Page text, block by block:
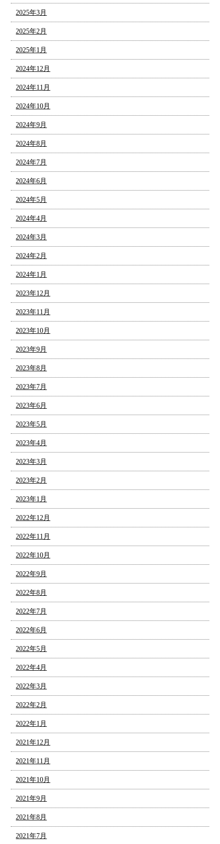
2025年3月
2025年2月
2025年1月
2024年12月
2024年11月
2024年10月
2024年9月
2024年8月
2024年7月
2024年6月
2024年5月
2024年4月
2024年3月
2024年2月
2024年1月
2023年12月
2023年11月
2023年10月
2023年9月
2023年8月
2023年7月
2023年6月
2023年5月
2023年4月
2023年3月
2023年2月
2023年1月
2022年12月
2022年11月
2022年10月
2022年9月
2022年8月
2022年7月
2022年6月
2022年5月
2022年4月
2022年3月
2022年2月
2022年1月
2021年12月
2021年11月
2021年10月
2021年9月
2021年8月
2021年7月